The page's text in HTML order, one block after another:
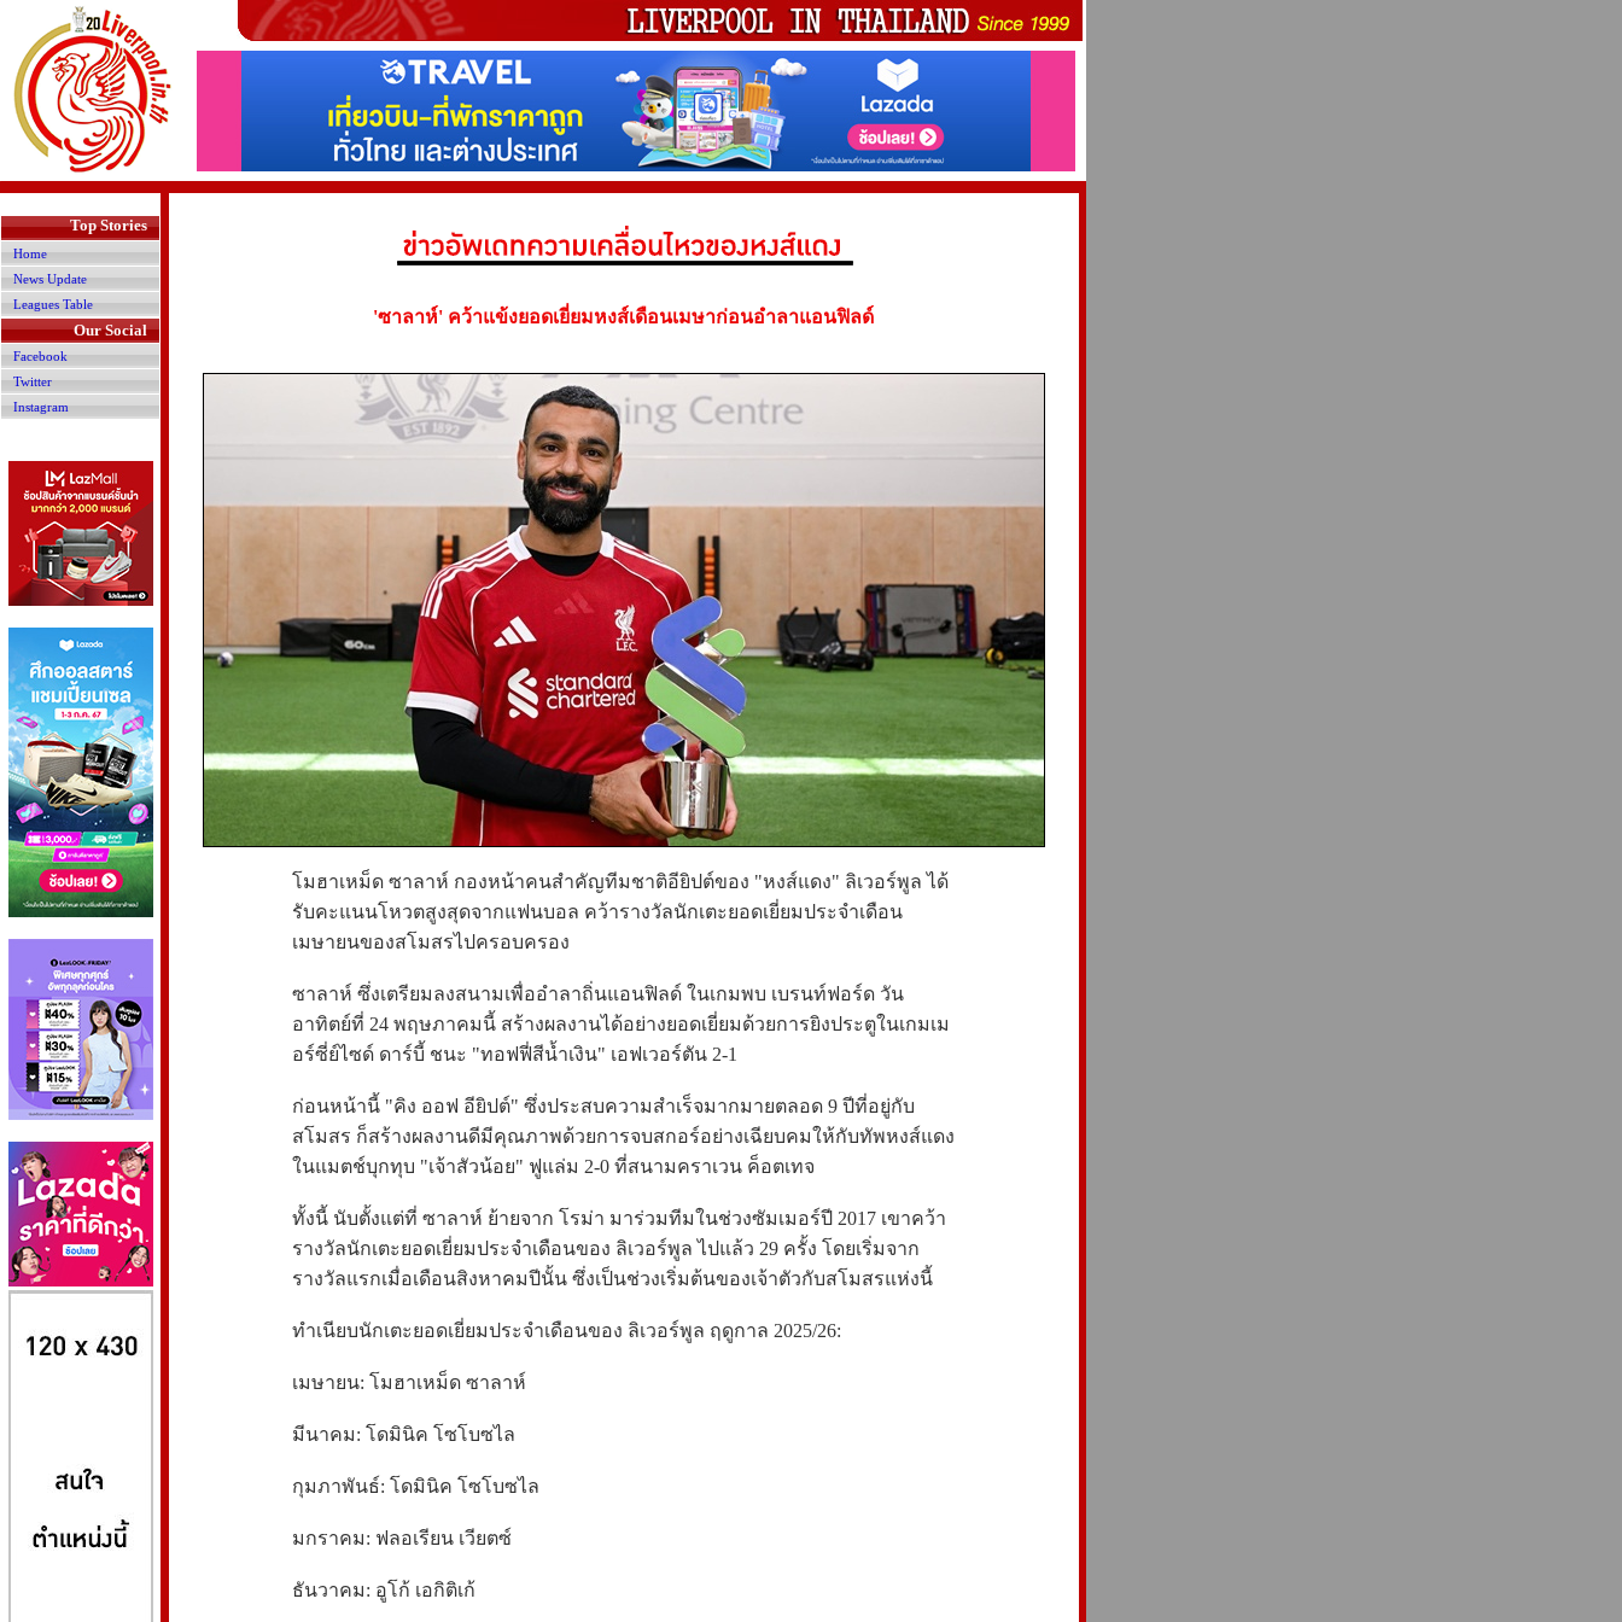
Top Stories
Home
News Update
Leagues Table
Our Social
Facebook
Twitter
Instagram
'ซาลาห์' คว้าแข้งยอดเยี่ยมหงส์เดือนเมษาก่อนอำลาแอนฟิลด์
โมฮาเหม็ด ซาลาห์ กองหน้าคนสำคัญทีมชาติอียิปต์ของ "หงส์แดง" ลิเวอร์พูล ได้
รับคะแนนโหวตสูงสุดจากแฟนบอล คว้ารางวัลนักเตะยอดเยี่ยมประจำเดือน
เมษายนของสโมสรไปครอบครอง
ซาลาห์ ซึ่งเตรียมลงสนามเพื่ออำลาถิ่นแอนฟิลด์ ในเกมพบ เบรนท์ฟอร์ด วัน
อาทิตย์ที่ 24 พฤษภาคมนี้ สร้างผลงานได้อย่างยอดเยี่ยมด้วยการยิงประตูในเกมเม
อร์ซี่ย์ไซด์ ดาร์บี้ ชนะ "ทอฟฟี่สีน้ำเงิน" เอฟเวอร์ตัน 2-1
ก่อนหน้านี้ "คิง ออฟ อียิปต์" ซึ่งประสบความสำเร็จมากมายตลอด 9 ปีที่อยู่กับ
สโมสร ก็สร้างผลงานดีมีคุณภาพด้วยการจบสกอร์อย่างเฉียบคมให้กับทัพหงส์แดง
ในแมตช์บุกทุบ "เจ้าสัวน้อย" ฟูแล่ม 2-0 ที่สนามคราเวน ค็อตเทจ
ทั้งนี้ นับตั้งแต่ที่ ซาลาห์ ย้ายจาก โรม่า มาร่วมทีมในช่วงซัมเมอร์ปี 2017 เขาคว้า
รางวัลนักเตะยอดเยี่ยมประจำเดือนของ ลิเวอร์พูล ไปแล้ว 29 ครั้ง โดยเริ่มจาก
รางวัลแรกเมื่อเดือนสิงหาคมปีนั้น ซึ่งเป็นช่วงเริ่มต้นของเจ้าตัวกับสโมสรแห่งนี้
ทำเนียบนักเตะยอดเยี่ยมประจำเดือนของ ลิเวอร์พูล ฤดูกาล 2025/26:
เมษายน: โมฮาเหม็ด ซาลาห์
มีนาคม: โดมินิค โซโบซไล
กุมภาพันธ์: โดมินิค โซโบซไล
มกราคม: ฟลอเรียน เวียตซ์
ธันวาคม: อูโก้ เอกิติเก้